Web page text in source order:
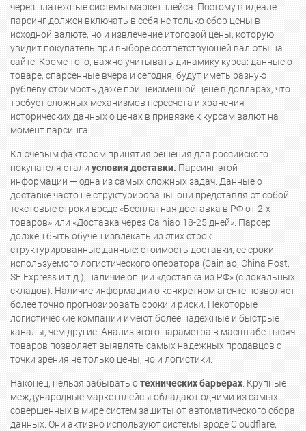
через платежные системы маркетплейса. Поэтому в идеале
парсинг должен включать в себя не только сбор цены в
исходной валюте, но и извлечение итоговой цены, которую
увидит покупатель при выборе соответствующей валюты на
сайте. Кроме того, важно учитывать динамику курса: данные о
товаре, спарсенные вчера и сегодня, будут иметь разную
рублеву стоимость даже при неизменной цене в долларах, что
требует сложных механизмов пересчета и хранения
исторических данных о ценах в привязке к курсам валют на
момент парсинга.
Ключевым фактором принятия решения для российского
покупателя стали условия доставки. Парсинг этой
информации — одна из самых сложных задач. Данные о
доставке часто не структурированы: они представляют собой
текстовые строки вроде «Бесплатная доставка в РФ от 2-х
товаров» или «Доставка через Cainiao 18-25 дней». Парсер
должен быть обучен извлекать из этих строк
структурированные данные: стоимость доставки, ее сроки,
используемого логистического оператора (Cainiao, China Post,
SF Express и т.д.), наличие опции «доставка из РФ» (с локальных
складов). Наличие информации о конкретном агенте позволяет
более точно прогнозировать сроки и риски. Некоторые
логистические компании имеют более надежные и быстрые
каналы, чем другие. Анализ этого параметра в масштабе тысяч
товаров позволяет выявлять самых надежных продавцов с
точки зрения не только цены, но и логистики.
Наконец, нельзя забывать отехнических барьерах. Крупные
международные маркетплейсы обладают одними из самых
совершенных в мире систем защиты от автоматического сбора
данных. Они активно используют системы вроде Cloudflare,